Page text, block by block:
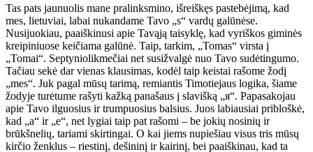
Tas pats jaunuolis mane pralinksmino, išreiškęs pastebėjimą, kad
mes, lietuviai, labai nukandame Tavo „s“ vardų galūnėse.
Nusijuokiau, paaiškinusi apie Tavąją taisyklę, kad vyriškos giminės
kreipiniuose keičiama galūnė. Taip, tarkim, „Tomas“ virsta į
„Tomai“. Septyniolikmečiai net susižvalgė nuo Tavo sudėtingumo.
Tačiau sekė dar vienas klausimas, kodėl taip keistai rašome žodį
„mes“. Juk pagal mūsų tarimą, remiantis Timotiejaus logika, šiame
žodyje turėtume rašyti kažką panašaus į slavišką „я“. Papasakojau
apie Tavo ilguosius ir trumpuosius balsius. Juos labiausiai pribloškė,
kad „a“ ir „e“, net lygiai taip pat rašomi – be jokių nosinių ir
brūkšnelių, tariami skirtingai. O kai jiems nupiešiau visus tris mūsų
kirčio ženklus – riestinį, dešininį ir kairinį, bei paaiškinau, kad ta